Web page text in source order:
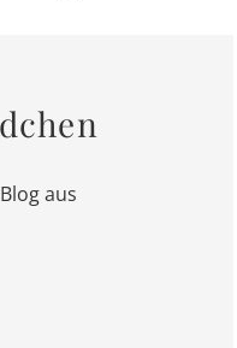
aus